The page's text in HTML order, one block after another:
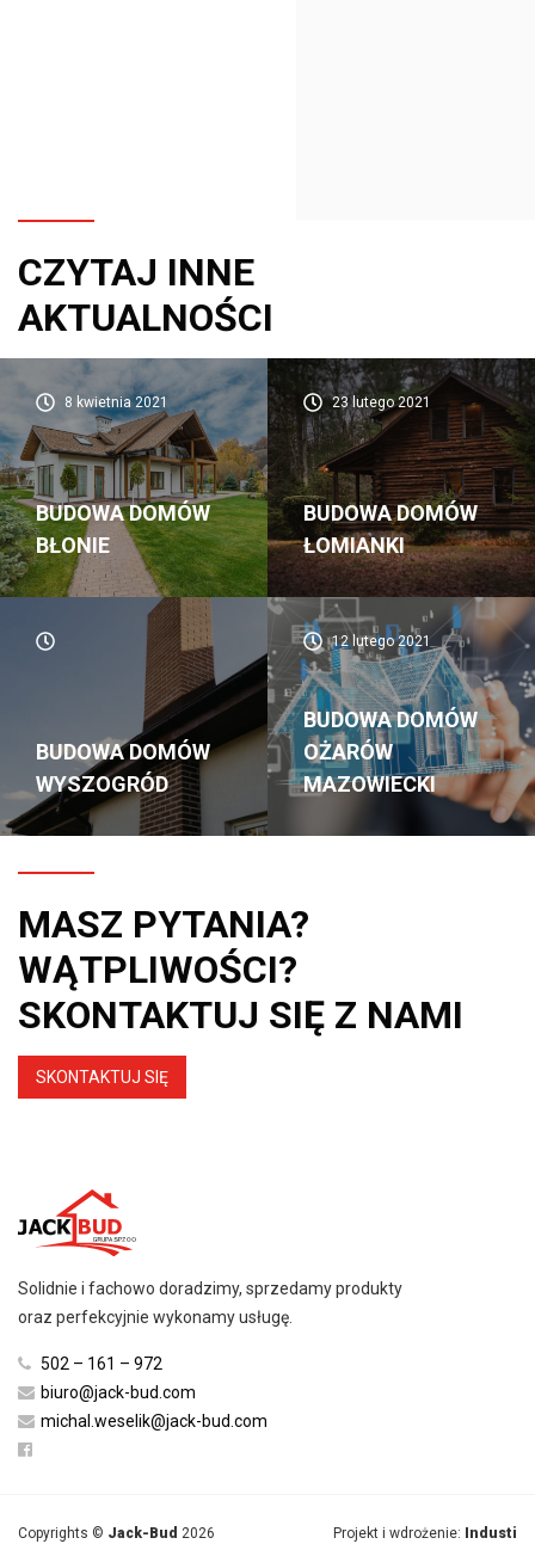
CZYTAJ INNE
AKTUALNOŚCI
8 kwietnia 2021
BUDOWA DOMÓW
BŁONIE
23 lutego 2021
BUDOWA DOMÓW
ŁOMIANKI
BUDOWA DOMÓW
WYSZOGRÓD
12 lutego 2021
BUDOWA DOMÓW
OŻARÓW
MAZOWIECKI
MASZ PYTANIA?
WĄTPLIWOŚCI?
SKONTAKTUJ SIĘ Z NAMI
SKONTAKTUJ SIĘ
Solidnie i fachowo doradzimy, sprzedamy produkty
oraz perfekcyjnie wykonamy usługę.
502 – 161 – 972
biuro@jack-bud.com
michal.weselik@jack-bud.com
Copyrights © Jack-Bud 2026 Projekt i wdrożenie: Industi